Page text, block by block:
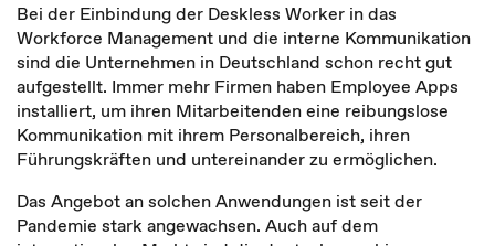
Bei der Einbindung der Deskless Worker in das
Workforce Management und die interne Kommunikation
sind die Unternehmen in Deutschland schon recht gut
aufgestellt. Immer mehr Firmen haben Employee Apps
installiert, um ihren Mitarbeitenden eine reibungslose
Kommunikation mit ihrem Personalbereich, ihren
Führungskräften und untereinander zu ermöglichen.
Das Angebot an solchen Anwendungen ist seit der
Pandemie stark angewachsen. Auch auf dem